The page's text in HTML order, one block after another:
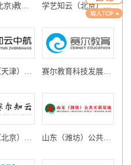
学艺知云（北京）教育科技有限公司
知云中航（天津）教育科技有限公司 赛尔教育科技发展有限公司
山东（潍坊）公共实训基地